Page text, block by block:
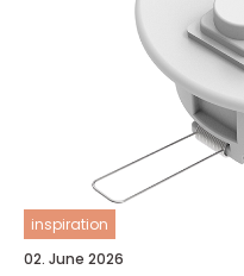
inspiration
02. June 2026